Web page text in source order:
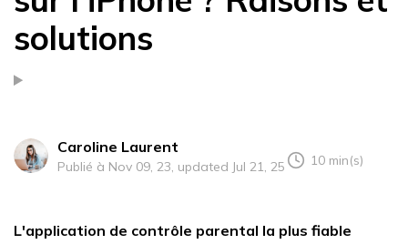
solutions
Caroline Laurent
Publié à Nov 09, 23, updated Jul 21, 25 10 min(s)
L'application de contrôle parental la plus fiable